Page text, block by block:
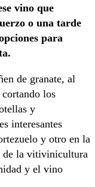
vino que
o una tarde
para
de granate, al
los
y
interesantes
y otro en la
de la vitivinicultura
y el vino